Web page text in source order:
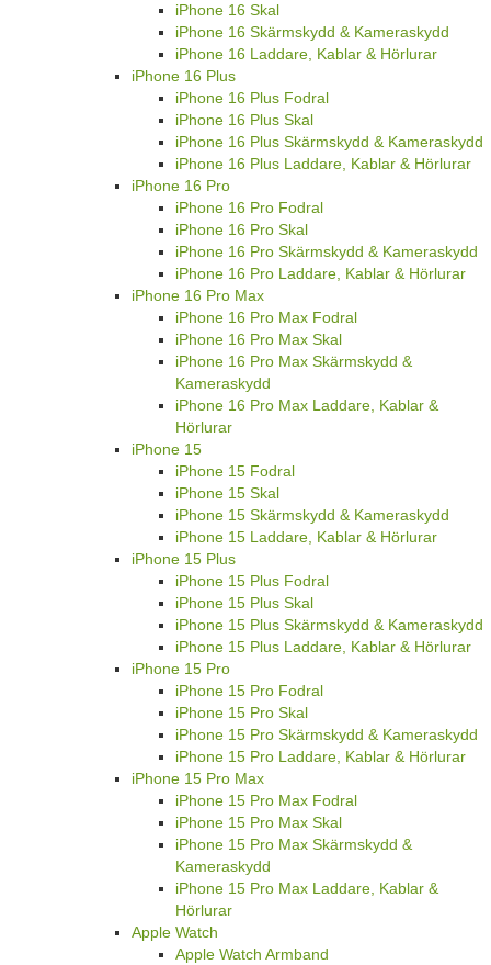
iPhone 16 Skal
iPhone 16 Skärmskydd & Kameraskydd
iPhone 16 Laddare, Kablar & Hörlurar
iPhone 16 Plus
iPhone 16 Plus Fodral
iPhone 16 Plus Skal
iPhone 16 Plus Skärmskydd & Kameraskydd
iPhone 16 Plus Laddare, Kablar & Hörlurar
iPhone 16 Pro
iPhone 16 Pro Fodral
iPhone 16 Pro Skal
iPhone 16 Pro Skärmskydd & Kameraskydd
iPhone 16 Pro Laddare, Kablar & Hörlurar
iPhone 16 Pro Max
iPhone 16 Pro Max Fodral
iPhone 16 Pro Max Skal
iPhone 16 Pro Max Skärmskydd &
Kameraskydd
iPhone 16 Pro Max Laddare, Kablar &
Hörlurar
iPhone 15
iPhone 15 Fodral
iPhone 15 Skal
iPhone 15 Skärmskydd & Kameraskydd
iPhone 15 Laddare, Kablar & Hörlurar
iPhone 15 Plus
iPhone 15 Plus Fodral
iPhone 15 Plus Skal
iPhone 15 Plus Skärmskydd & Kameraskydd
iPhone 15 Plus Laddare, Kablar & Hörlurar
iPhone 15 Pro
iPhone 15 Pro Fodral
iPhone 15 Pro Skal
iPhone 15 Pro Skärmskydd & Kameraskydd
iPhone 15 Pro Laddare, Kablar & Hörlurar
iPhone 15 Pro Max
iPhone 15 Pro Max Fodral
iPhone 15 Pro Max Skal
iPhone 15 Pro Max Skärmskydd &
Kameraskydd
iPhone 15 Pro Max Laddare, Kablar &
Hörlurar
Apple Watch
Apple Watch Armband